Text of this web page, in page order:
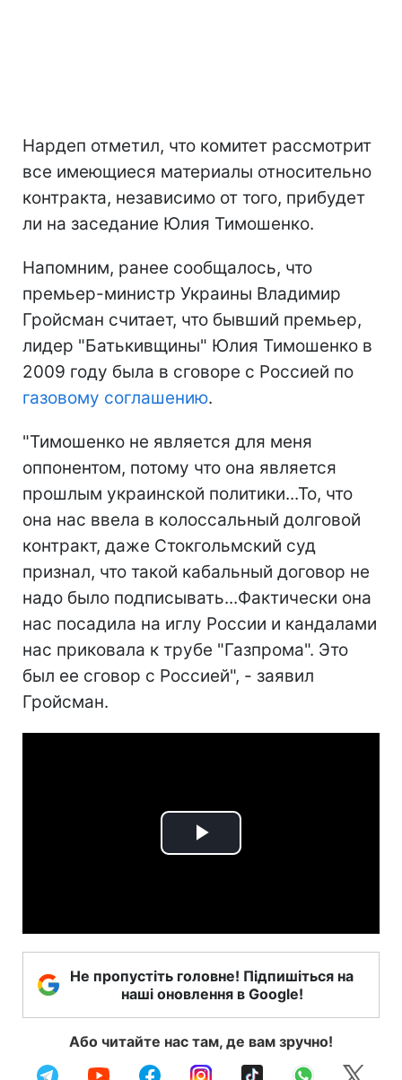
Нардеп отметил, что комитет рассмотрит
все имеющиеся материалы относительно
контракта, независимо от того, прибудет
ли на заседание Юлия Тимошенко.
Напомним, ранее сообщалось, что
премьер-министр Украины Владимир
Гройсман считает, что бывший премьер,
лидер "Батькивщины" Юлия Тимошенко в
2009 году была в сговоре с Россией по
газовому соглашению.
"Тимошенко не является для меня
оппонентом, потому что она является
прошлым украинской политики...То, что
она нас ввела в колоссальный долговой
контракт, даже Стокгольмский суд
признал, что такой кабальный договор не
надо было подписывать...Фактически она
нас посадила на иглу России и кандалами
нас приковала к трубе "Газпрома". Это
был ее сговор с Россией", - заявил
Гройсман.
Play
Не пропустіть головне! Підпишіться на
наші оновлення в Google!
Або читайте нас там, де вам зручно!